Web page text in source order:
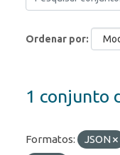
Ordenar por
1 conjunto
Formatos: JSON